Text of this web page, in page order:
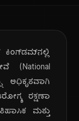
ಕಿಂಗ್‌ಡಮ್‌ನಲ್ಲಿ
(National
ಅಧಿಕೃತವಾಗಿ
ರಕ್ಷಣಾ
ಮತ್ತು